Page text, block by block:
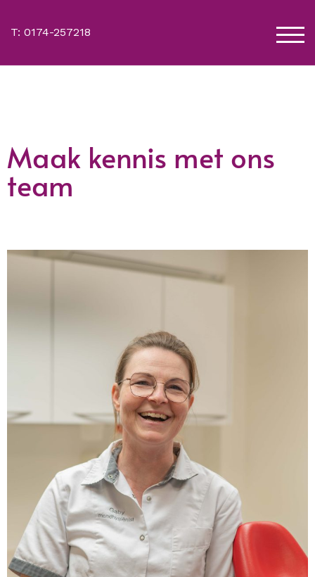
T: 0174-257218
Maak kennis met ons
team